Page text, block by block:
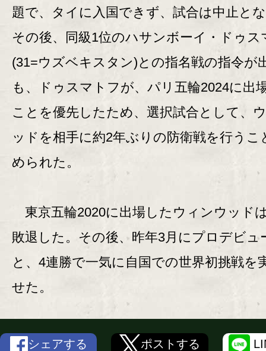
題で、タイに入国できず、試合は中止と
その後、同級1位のハサンボーイ・ドゥス
(31=ウズベキスタン)との指名戦の指令が
も、ドゥスマトフが、パリ五輪2024に出
ことを優先したため、選択試合として、
ッドを相手に約2年ぶりの防衛戦を行うこ
められた。
東京五輪2020に出場したウィンウッド
敗退した。その後、昨年3月にプロデビュ
と、4連勝で一気に自国での世界初挑戦を
せた。
シェアする ポストする